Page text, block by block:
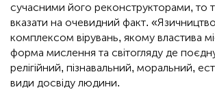
сучасними його реконструкторами, то
вказати на очевидний факт.
комплексом вірувань, якому властива
форма мислення та світогляду де
релігійний, пізнавальний, моральний,
види досвіду людини.